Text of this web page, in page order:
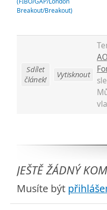
Breakout/Breakout)
Sdílet
článek!
Vytisknout
JEŠTĚ ŽÁDNÝ
Musíte být